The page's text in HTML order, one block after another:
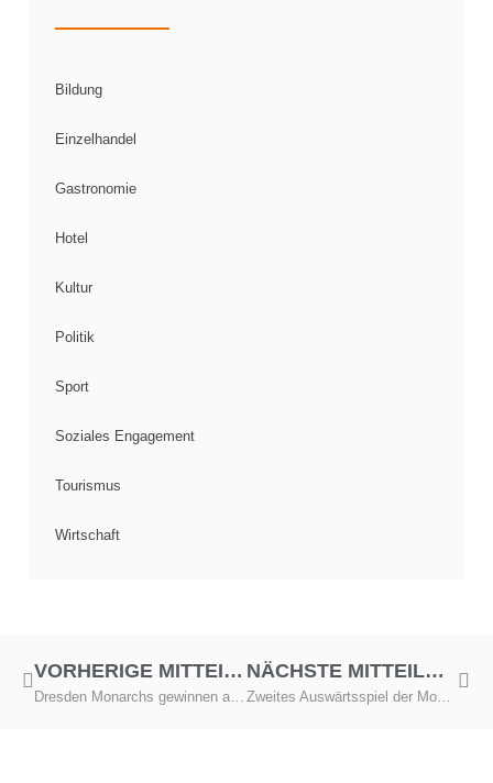
Bildung
Einzelhandel
Gastronomie
Hotel
Kultur
Politik
Sport
Soziales Engagement
Tourismus
Wirtschaft
VORHERIGE MITTEILUNG
Dresden Monarchs gewinnen auch zweiten Test
NÄCHSTE MITTEILUNG
Zweites Auswärtsspiel der Monarchs steigt im hohen Norden